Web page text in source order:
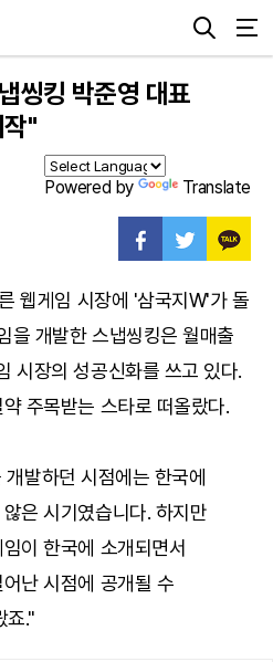
씽킹 박준영 대표
"
Powered by Translate
웹게임 시장에 '삼국지W'가 돌
을 개발한 스냅씽킹은 월매출
시장의 성공신화를 쓰고 있다.
주목받는 스타로 떠올랐다.
발하던 시점에는 한국에
은 시기였습니다. 하지만
이 한국에 소개되면서
난 시점에 공개될 수
죠."